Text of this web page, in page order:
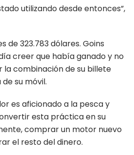
utilizando desde entonces”,
de 323.783 dólares. Goins
creer que había ganado y no
combinación de su billete
su móvil.
es aficionado a la pesca y
esta práctica en su
comprar un motor nuevo
el resto del dinero.